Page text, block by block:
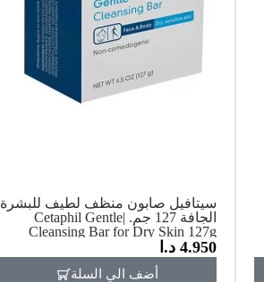
سيتافيل صابون منظف لطيف للبشرة
الجافة 127 جم. |Cetaphil Gentle
Cleansing Bar for Dry Skin 127g
4.950 د.ا
أضف الي السلة